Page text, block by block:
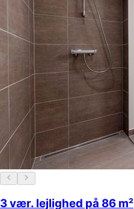
3 vær. lejlighed på 86 m²